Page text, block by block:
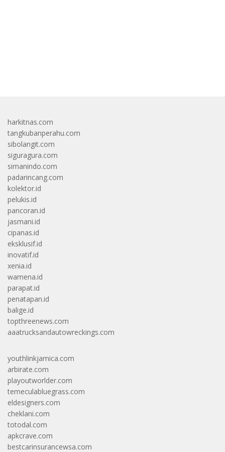
harkitnas.com
tangkubanperahu.com
sibolangit.com
siguragura.com
simanindo.com
padarincang.com
kolektor.id
pelukis.id
pancoran.id
jasmani.id
cipanas.id
eksklusif.id
inovatif.id
xenia.id
wamena.id
parapat.id
penatapan.id
balige.id
topthreenews.com
aaatrucksandautowreckings.com
youthlinkjamica.com
arbirate.com
playoutworlder.com
temeculabluegrass.com
eldesigners.com
cheklani.com
totodal.com
apkcrave.com
bestcarinsurancewsa.com